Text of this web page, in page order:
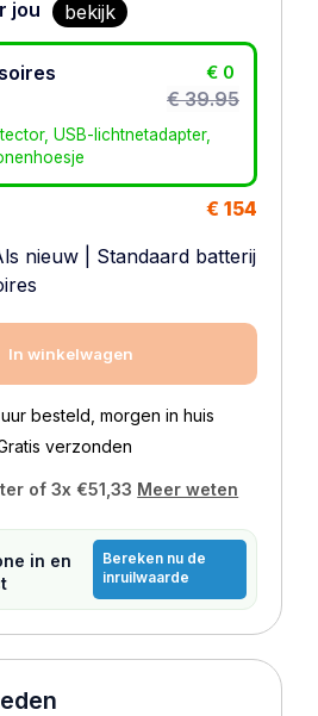
jou bekijk
€ 0
€ 39.95
USB-lichtnetadapter,
€ 154
nieuw
Standaard batterij
In winkelwagen
besteld, morgen in huis
verzonden
of 3x €51,33 Meer weten
in en
Bereken nu de
inruilwaarde